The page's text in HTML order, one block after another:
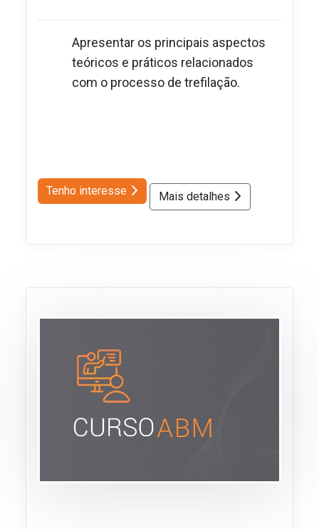
Apresentar os principais aspectos
teóricos e práticos relacionados
com o processo de trefilação.
Tenho interesse Mais detalhes